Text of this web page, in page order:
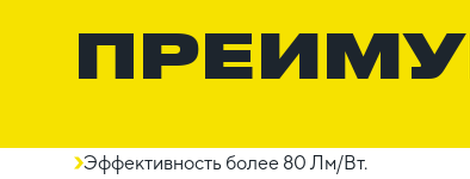
Эффективность более 80 Лм/Вт.